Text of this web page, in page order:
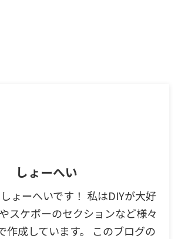
しょーへい
ょーへいです！ 私はDIYが大好
スケボーのセクションなど様々
作成しています。 このブログの